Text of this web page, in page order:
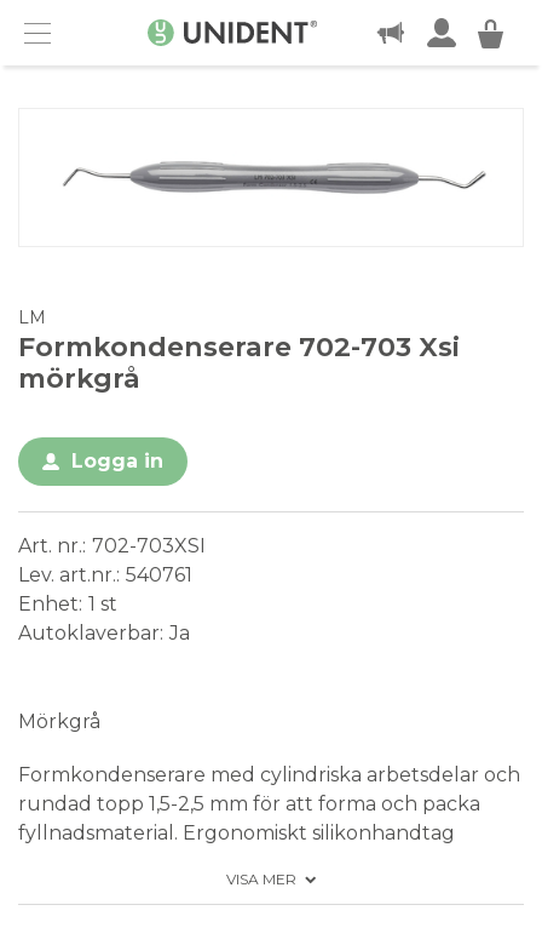
Menu
KONTAKT
LM
Formkondenserare 702-703 Xsi
mörkgrå
Logga in
Art. nr. 702-703XSI
Lev. art.nr. 540761
Enhet 1 st
Autoklaverbar Ja
Mörkgrå
Formkondenserare med cylindriska arbetsdelar och
rundad topp 1,5-2,5 mm för att forma och packa
fyllnadsmaterial. Ergonomiskt silikonhandtag
VISA MER